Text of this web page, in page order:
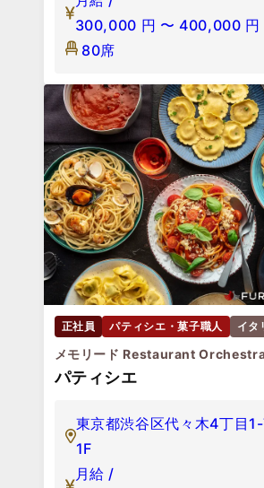
300,000 円 〜 400,000 円
80席
正社員 パティシエ・菓子職人 イタ
メモリード Restaurant
パティシエ
東京都渋谷区代々木4丁目
1F
月給 /